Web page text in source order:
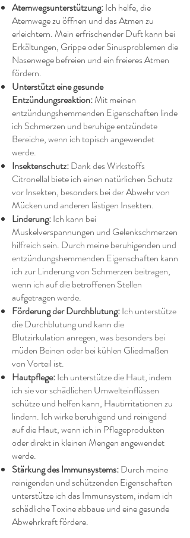
Atemwegsunterstützung:Ich helfe, die
Atemwege zu öffnen und das Atmen zu
erleichtern. Mein erfrischender Duft kann bei
Erkältungen, Grippe oder Sinusproblemen die
Nasenwege befreien und ein freieres Atmen
fördern.
Unterstützt eine gesunde
Entzündungsreaktion:Mit meinen
entzündungshemmenden Eigenschaften linde
ich Schmerzen und beruhige entzündete
Bereiche, wenn ich topisch angewendet
werde.
Insektenschutz:Dank des Wirkstoffs
Citronellal biete ich einen natürlichen Schutz
vor Insekten, besonders bei der Abwehr von
Mücken und anderen lästigen Insekten.
Linderung:Ich kann bei
Muskelverspannungen und Gelenkschmerzen
hilfreich sein. Durch meine beruhigenden und
entzündungshemmenden Eigenschaften kann
ich zur Linderung von Schmerzen beitragen,
wenn ich auf die betroffenen Stellen
aufgetragen werde.
Förderung der Durchblutung:Ich unterstütze
die Durchblutung und kann die
Blutzirkulation anregen, was besonders bei
müden Beinen oder bei kühlen Gliedmaßen
von Vorteil ist.
Hautpflege:Ich unterstütze die Haut, indem
ich sie vor schädlichen Umwelteinflüssen
schütze und helfen kann, Hautirritationen zu
lindern. Ich wirke beruhigend und reinigend
auf die Haut, wenn ich in Pflegeprodukten
oder direkt in kleinen Mengen angewendet
werde.
Stärkung des Immunsystems:Durch meine
reinigenden und schützenden Eigenschaften
unterstütze ich das Immunsystem, indem ich
schädliche Toxine abbaue und eine gesunde
Abwehrkraft fördere.